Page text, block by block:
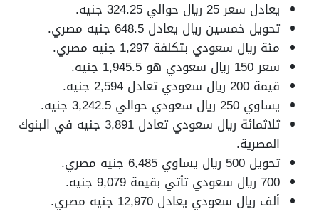
يعادل سعر 25 ريال حوالي 324.25 جنيه.
تحويل خمسين ريال يعادل 648.5 جنيه مصري.
مئة ريال سعودي بتكلفة 1,297 جنيه مصري.
سعر 150 ريال سعودي هو 1,945.5 جنيه.
قيمة 200 ريال سعودي تعادل 2,594 جنيه.
يساوي 250 ريال سعودي حوالي 3,242.5 جنيه.
ثلاثمائة ريال سعودي تعادل 3,891 جنيه في البنوك
المصرية.
تحويل 500 ريال يساوي 6,485 جنيه مصري.
700 ريال سعودي تأتي بقيمة 9,079 جنيه.
ألف ريال سعودي يعادل 12,970 جنيه مصري.